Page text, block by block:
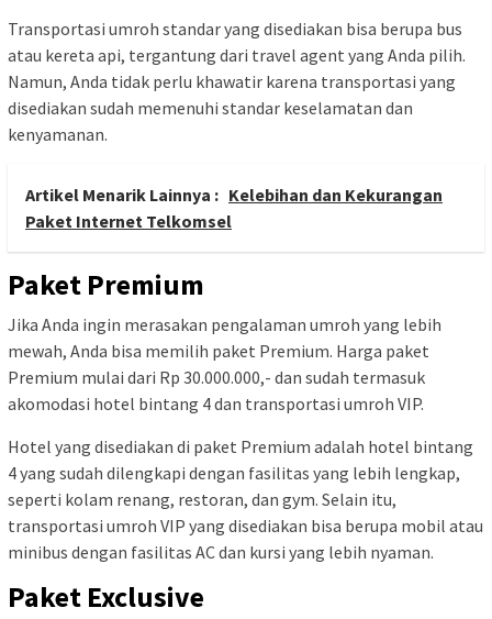
Transportasi umroh standar yang disediakan bisa berupa bus
atau kereta api, tergantung dari travel agent yang Anda pilih.
Namun, Anda tidak perlu khawatir karena transportasi yang
disediakan sudah memenuhi standar keselamatan dan
kenyamanan.
Artikel Menarik Lainnya : Kelebihan dan Kekurangan
Paket Internet Telkomsel
Paket Premium
Jika Anda ingin merasakan pengalaman umroh yang lebih
mewah, Anda bisa memilih paket Premium. Harga paket
Premium mulai dari Rp 30.000.000,- dan sudah termasuk
akomodasi hotel bintang 4 dan transportasi umroh VIP.
Hotel yang disediakan di paket Premium adalah hotel bintang
4 yang sudah dilengkapi dengan fasilitas yang lebih lengkap,
seperti kolam renang, restoran, dan gym. Selain itu,
transportasi umroh VIP yang disediakan bisa berupa mobil atau
minibus dengan fasilitas AC dan kursi yang lebih nyaman.
Paket Exclusive